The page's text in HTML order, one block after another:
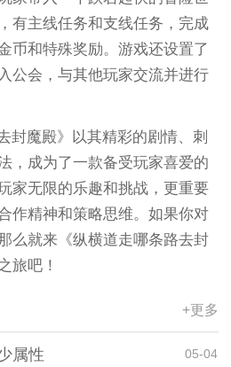
有主线任务和支线任务，完成
币和特殊奖励。游戏还设置了
公会，与其他玩家交流并进行
封魔殿》以其精彩的剧情、刺
，成为了一款备受玩家喜爱的
家无限的乐趣和挑战，更重要
作精神和策略思维。如果你对
么就来《纵横道走哪条路去封
旅吧！
+更多
属性 05-04